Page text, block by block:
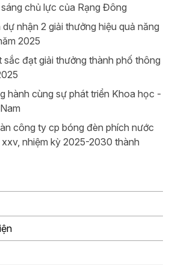
chủ lực của Rạng Đông
nhận 2 giải thưởng hiệu quả năng
2025
đạt giải thưởng thành phố thông
hành cùng sự phát triển Khoa học -
công ty cp bóng đèn phích nước
nhiệm kỳ 2025-2030 thành